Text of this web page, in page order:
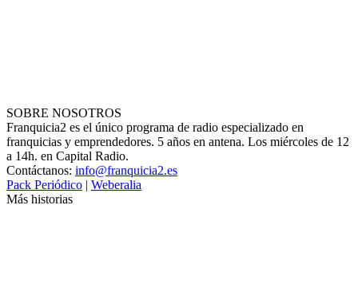
SOBRE NOSOTROS
Franquicia2 es el único programa de radio especializado en
franquicias y emprendedores. 5 años en antena. Los miércoles de 12
a 14h. en Capital Radio.
Contáctanos: info@franquicia2.es
Pack Periódico | Weberalia
Más historias